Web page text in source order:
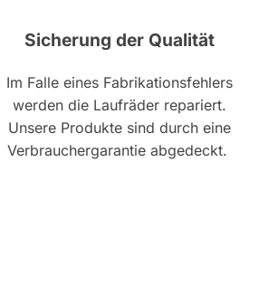
Sicherung der Qualität
Im Falle eines Fabrikationsfehlers
werden die Laufräder repariert.
Unsere Produkte sind durch eine
Verbrauchergarantie abgedeckt.